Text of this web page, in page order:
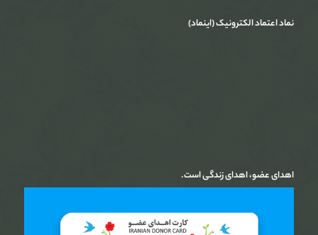
نماد اعتماد الکترونیک (اینماد)
اهدای عضو، اهدای زندگی است.